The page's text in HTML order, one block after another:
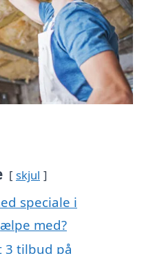
skjul
speciale i
med?
tilbud på